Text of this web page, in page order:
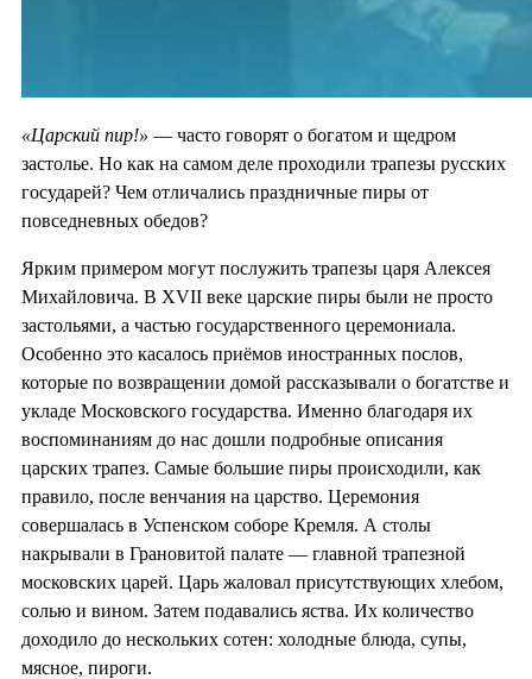
«Царский пир!» — часто говорят о богатом и щедром
застолье. Но как на самом деле проходили трапезы русских
государей? Чем отличались праздничные пиры от
повседневных обедов?
Ярким примером могут послужить трапезы царя Алексея
Михайловича. В XVII веке царские пиры были не просто
застольями, а частью государственного церемониала.
Особенно это касалось приёмов иностранных послов,
которые по возвращении домой рассказывали о богатстве и
укладе Московского государства. Именно благодаря их
воспоминаниям до нас дошли подробные описания
царских трапез. Самые большие пиры происходили, как
правило, после венчания на царство. Церемония
совершалась в Успенском соборе Кремля. А столы
накрывали в Грановитой палате — главной трапезной
московских царей. Царь жаловал присутствующих хлебом,
солью и вином. Затем подавались яства. Их количество
доходило до нескольких сотен: холодные блюда, супы,
мясное, пироги.